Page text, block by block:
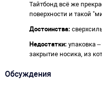
Тайтбонд всё же
поверхности и такой
Достоинства:
Недостатки: упаковка
закрытие носика, из
Обсуждения